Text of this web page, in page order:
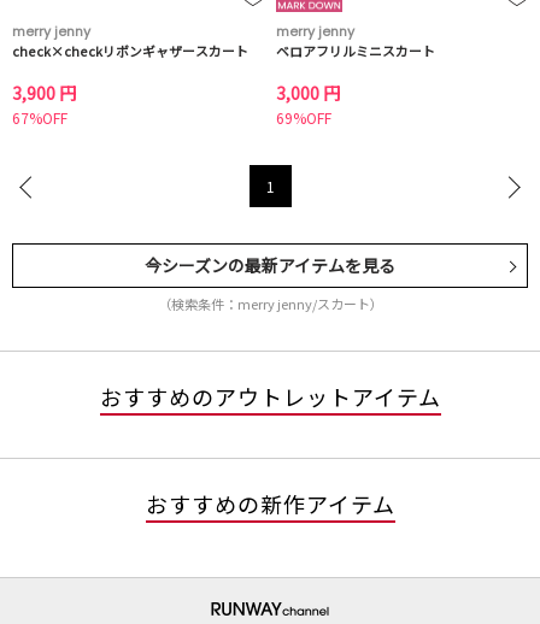
merry jenny
check×checkリボンギャザースカート
3,900 円
67%OFF
merry jenny
ベロアフリルミニスカート
3,000 円
69%OFF
1
今シーズンの最新アイテムを見る
（検索条件：merry jenny/スカート）
おすすめのアウトレットアイテム
おすすめの新作アイテム